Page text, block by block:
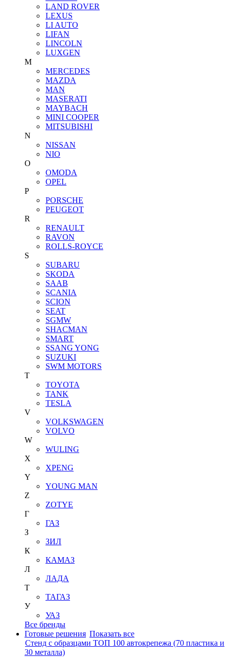
LAND ROVER
LEXUS
LI AUTO
LIFAN
LINCOLN
LUXGEN
M
MERCEDES
MAZDA
MAN
MASERATI
MAYBACH
MINI COOPER
MITSUBISHI
N
NISSAN
NIO
O
OMODA
OPEL
P
PORSCHE
PEUGEOT
R
RENAULT
RAVON
ROLLS-ROYCE
S
SUBARU
SKODA
SAAB
SCANIA
SCION
SEAT
SGMW
SHACMAN
SMART
SSANG YONG
SUZUKI
SWM MOTORS
T
TOYOTA
TANK
TESLA
V
VOLKSWAGEN
VOLVO
W
WULING
X
XPENG
Y
YOUNG MAN
Z
ZOTYE
Г
ГАЗ
З
ЗИЛ
К
КАМАЗ
Л
ЛАДА
Т
ТАГАЗ
У
УАЗ
Все бренды
Готовые решения Показать все
Стенд с образцами ТОП 100 автокрепежа (70 пластика и
30 металла)